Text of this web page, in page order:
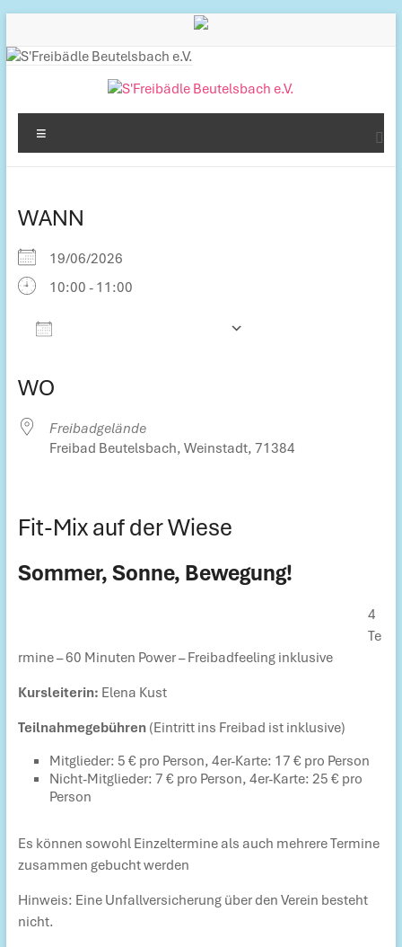
Inhalt
springen
S'Freibädle
Beutelsbach
Betreiber
des
Freibads
in
WANN
19/06/2026
10:00 - 11:00
WO
Freibadgelände
Freibad Beutelsbach, Weinstadt, 71384
Fit-Mix auf der Wiese
Sommer, Sonne, Bewegung!
4
Te
rmine – 60 Minuten Power – Freibadfeeling inklusive
Kursleiterin: Elena Kust
Teilnahmegebühren (Eintritt ins Freibad ist inklusive)
Mitglieder: 5 € pro Person, 4er-Karte: 17 € pro Person
Nicht-Mitglieder: 7 € pro Person, 4er-Karte: 25 € pro
Person
Es können sowohl Einzeltermine als auch mehrere Termine
zusammen gebucht werden
Hinweis: Eine Unfallversicherung über den Verein besteht
nicht.